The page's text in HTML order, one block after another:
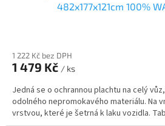
482x177x121cm 100%
1 222 Kč bez DPH
1 479 Kč / ks
Jedná se o ochrannou plachtu na celý
odolného nepromokavého materiálu. Na
vrstvou, které je šetrná k laku vozidla.